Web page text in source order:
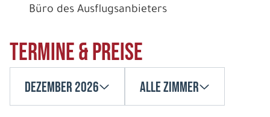
Büro des Ausflugsanbieters
Termine & Preise
Dezember 2026 Alle Zimmer